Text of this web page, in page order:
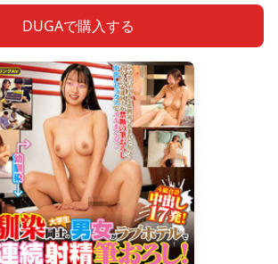
DUGAで購入する